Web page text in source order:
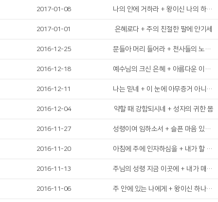
2017-01-08 나의 안에 거하라 + 왕이신 나의 하나님
2017-01-01 은혜로다 + 주의 친절한 팔에 안기세
2016-12-25 문들아 머리 들어라 + 천사들의 노래가
2016-12-18 예수님의 크신 은혜 + 아름다운 이야기가 있네
2016-12-11 나는 믿네 + 이 눈에 아무증거 아니뵈어도
2016-12-04 약할 때 강함되시네 + 성자의 귀한 몸
2016-11-27 성령이여 임하소서 + 슬픈 마음 있는 사람
2016-11-20 아침에 주에 인자하심을 + 내가 할 수 있는 것은
2016-11-13 주님의 성령 지금 이곳에 + 내가 매일 기쁘게
2016-11-06 주 안에 있는 나에게 + 왕이신 하나님 높임을 받으소서